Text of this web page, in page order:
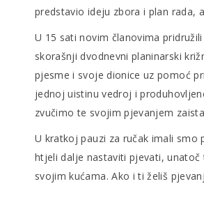
predstavio ideju zbora i plan rada,
U 15 sati novim članovima
skorašnji dvodnevni planinarski
pjesme i svoje dionice uz pomoć
jednoj uistinu vedroj i
zvučimo te svojim pjevanjem
U kratkoj pauzi za ručak imali
htjeli dalje nastaviti pjevati,
svojim kućama. Ako i ti želiš